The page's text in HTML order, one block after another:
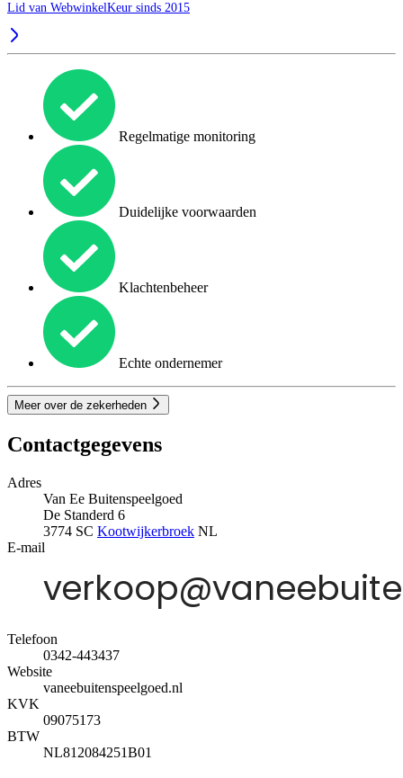
Lid van WebwinkelKeur sinds 2015
Regelmatige monitoring
Duidelijke voorwaarden
Klachtenbeheer
Echte ondernemer
Meer over de zekerheden
Contactgegevens
Adres
Van Ee Buitenspeelgoed
De Standerd 6
3774 SC Kootwijkerbroek NL
E-mail
Telefoon
0342-443437
Website
vaneebuitenspeelgoed.nl
KVK
09075173
BTW
NL812084251B01